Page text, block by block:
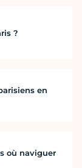
?
en
où naviguer